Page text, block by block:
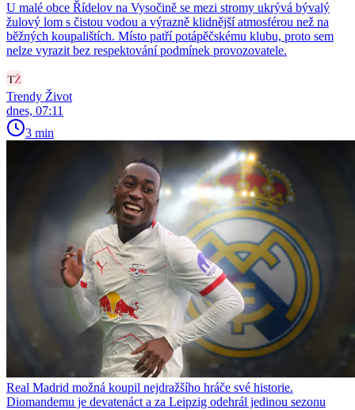
U malé obce Řídelov na Vysočině se mezi stromy ukrývá bývalý
žulový lom s čistou vodou a výrazně klidnější atmosférou než na
běžných koupalištích. Místo patří potápěčskému klubu, proto sem
nelze vyrazit bez respektování podmínek provozovatele.
Trendy Život
dnes, 07:11
3 min
Real Madrid možná koupil nejdražšího hráče své historie.
Diomandemu je devatenáct a za Leipzig odehrál jedinou sezonu